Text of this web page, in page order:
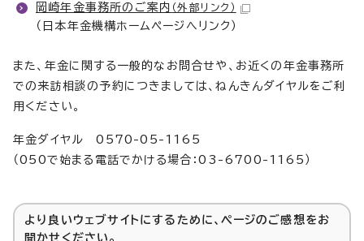
岡崎年金事務所のご案内 （外部リンク）
（日本年金機構ホームページへリンク）
また、年金に関する一般的なお問合せや、お近くの年金事務所
での来訪相談の予約につきましては、ねんきんダイヤルをご利
用ください。
年金ダイヤル 0570-05-1165
（050で始まる電話でかける場合：03-6700-1165）
より良いウェブサイトにするために、ページのご感想をお
聞かせください。